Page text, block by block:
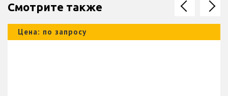
Смотрите также
Цена: по запросу